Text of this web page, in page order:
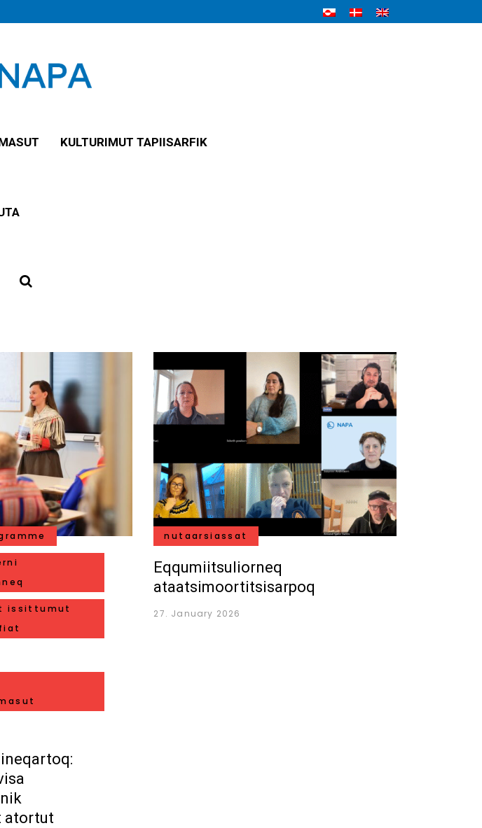
KULTURIMUT TAPIISARFIK
issittumut
atortut
nutaarsiassat
Eqqumiitsuliorneq
ataatsimoortitsisarpoq
27. January 2026